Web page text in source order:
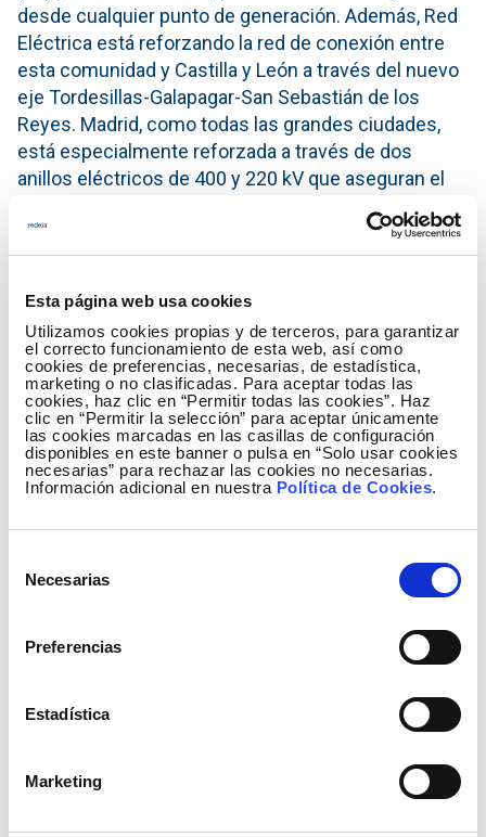
Esta página web usa cookies
Utilizamos cookies propias y de terceros, para garantizar
el correcto funcionamiento de esta web, así como
cookies de preferencias, necesarias, de estadística,
marketing o no clasificadas. Para aceptar todas las
cookies, haz clic en “Permitir todas las cookies”. Haz
clic en “Permitir la selección” para aceptar únicamente
las cookies marcadas en las casillas de configuración
disponibles en este banner o pulsa en “Solo usar cookies
necesarias” para rechazar las cookies no necesarias.
Información adicional en nuestra Política de Cookies.
Necesarias
Preferencias
Estadística
Marketing
desde cualquier punto de generación. Además, Red
Eléctrica está reforzando la red de conexión entre
esta comunidad y Castilla y León a través del nuevo
eje Tordesillas-Galapagar-San Sebastián de los
Reyes. Madrid, como todas las grandes ciudades,
está especialmente reforzada a través de dos
anillos eléctricos de 400 y 220 kV que aseguran el
Durante su visita, la delegada del Gobierno también
Energías Renovables (Cecre), un instrumento clave
para la gestión de las energías renovables ya que es
el único centro del mundo dedicado a la integración
segura de estas fuentes de energía.